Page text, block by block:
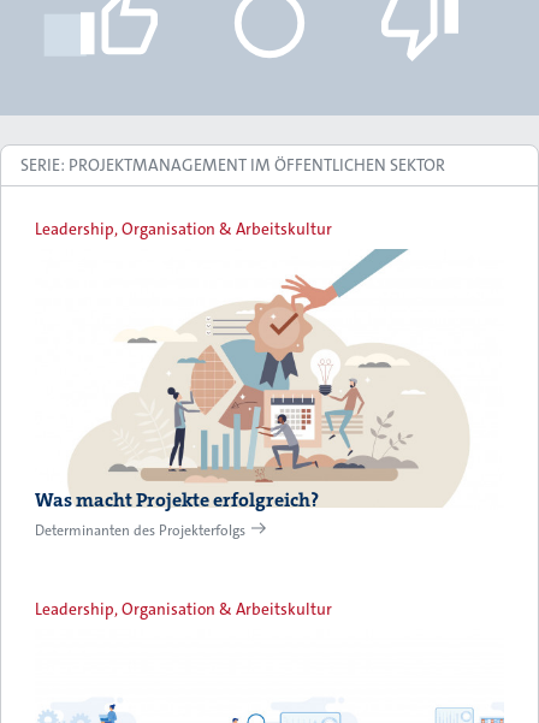
SERIE: PROJEKTMANAGEMENT IM ÖFFENTLICHEN SEKTOR
Leadership, Organisation & Arbeitskultur
Was macht Projekte erfolgreich?
Determinanten des Projekterfolgs
Leadership, Organisation & Arbeitskultur